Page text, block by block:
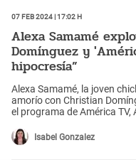
07 Feb 2024 | 17:02 h
Alexa Samamé
Domínguez y
hipocresía”
Alexa Samamé, la joven
amorío con Christian
el programa de América TV,
sociedad donde todos
pero a un hombre lo
Isabel Gonzalez